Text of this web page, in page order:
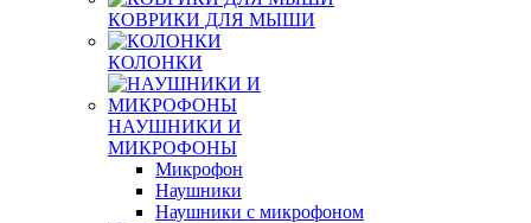
КОВРИКИ ДЛЯ МЫШИ
КОЛОНКИ
НАУШНИКИ И
МИКРОФОНЫ
Микрофон
Наушники
Наушники с микрофоном